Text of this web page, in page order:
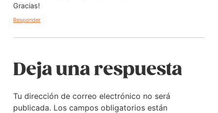
Gracias!
Responder
Deja una respuesta
Tu dirección de correo electrónico no será
publicada. Los campos obligatorios están